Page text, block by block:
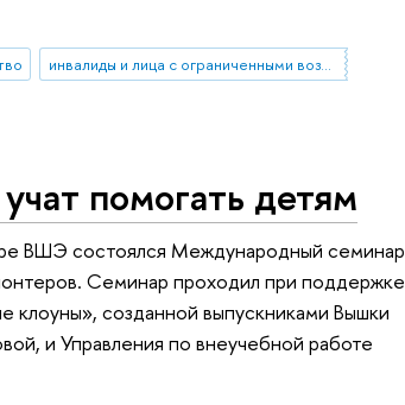
инвалиды и лица с ограниченными возможностями здоровья
помогать детям
ВШЭ состоялся Международный семинар
Семинар проходил при поддержке
клоуны», созданной выпускниками Вышки
и Управления по внеучебной работе